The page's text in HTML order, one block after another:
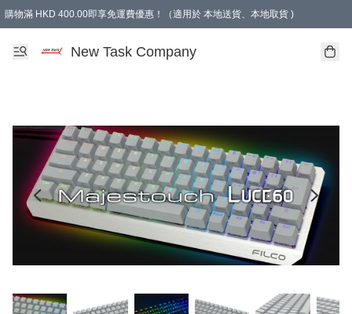
購物滿 HKD 400.00即享免運費優惠！（適用於 本地送貨、本地取貨 )
New Task Company